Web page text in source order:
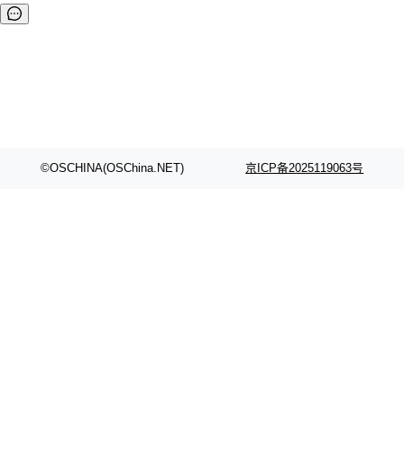
©OSCHINA(OSChina.NET) 京ICP备2025119063号